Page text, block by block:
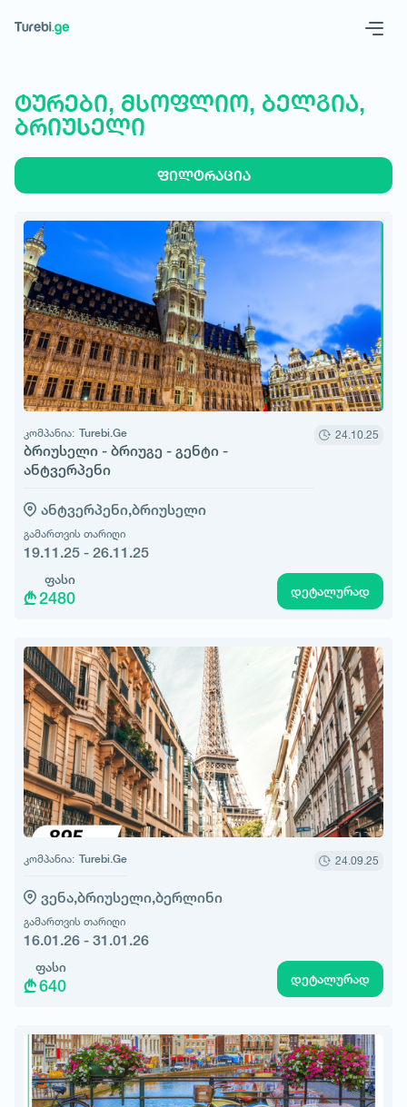
ტურები, მსოფლიო, ბელგია,
ბრიუსელი
ფილტრაცია
კომპანია: Turebi.Ge
ბრიუსელი - ბრიუგე - გენტი -
ანტვერპენი
24.10.25
ანტვერპენი,ბრიუსელი
გამართვის თარიღი
19.11.25 - 26.11.25
ფასი
2480 დეტალურად
კომპანია: Turebi.Ge 24.09.25
ვენა,ბრიუსელი,ბერლინი
გამართვის თარიღი
16.01.26 - 31.01.26
ფასი
640 დეტალურად